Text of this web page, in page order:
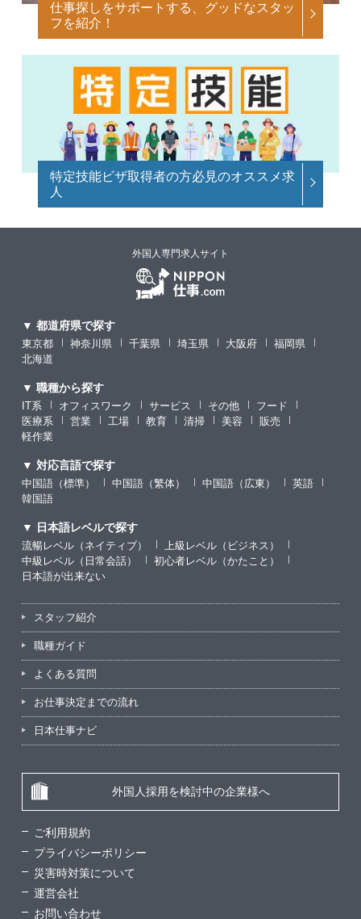
仕事探しをサポートする、グッドなスタッ
フを紹介！
特定技能ビザ取得者の方必見のオススメ求
人
外国人専門求人サイト
▼ 都道府県で探す
東京都 神奈川県 千葉県 埼玉県 大阪府
福岡県
北海道
▼ 職種から探す
IT系 オフィスワーク サービス その他
フード
医療系
営業 工場 教育 清掃 美容
販売
軽作業
▼ 対応言語で探す
中国語（標準） 中国語（繁体） 中国語（広東）
英語
韓国語
▼ 日本語レベルで探す
流暢レベル（ネイティブ）
上級レベル（ビジネス）
中級レベル（日常会話）
初心者レベル（かたこと）
日本語が出来ない
スタッフ紹介
職種ガイド
よくある質問
お仕事決定までの流れ
日本仕事ナビ
外国人採用を検討中の企業様へ
ご利用規約
プライバシーポリシー
災害時対策について
運営会社
お問い合わせ